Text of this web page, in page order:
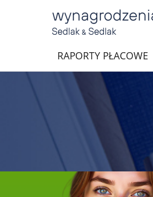
RAPORTY PŁACOWE